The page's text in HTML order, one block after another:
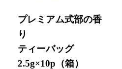
プレミアム式部の香
り
ティーバッグ
2.5g×10p（箱）